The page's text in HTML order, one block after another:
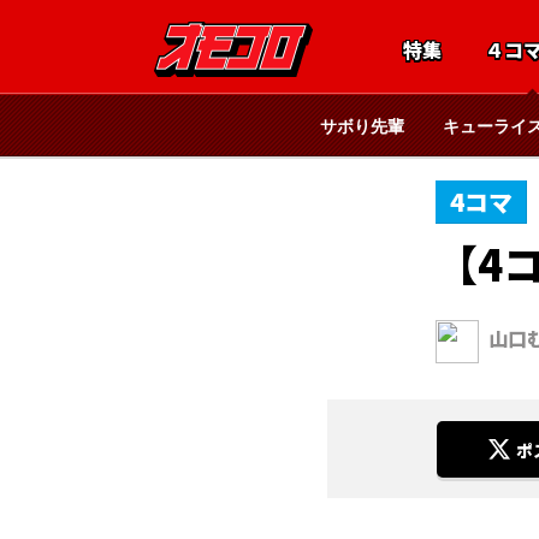
特集 ４コ
サボり先輩 キューライ
4コマ
【4
山口
ポ